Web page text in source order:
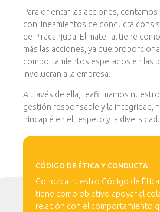
Para orientar las acciones,
con lineamientos de conducta
de Piracanjuba. El material tiene
más las acciones, ya que
comportamientos esperados en las
involucran a la empresa.
A través de ella, reafirmamos
gestión responsable y la integridad,
hincapié en el respeto y la diversidad.
CÓDIGO DE ÉTICA Y CONDUCTA
Conozca nuestro Código de
tiene como objetivo apoyar al
relación con el comportamiento